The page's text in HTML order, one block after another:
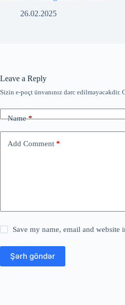
26.02.2025
Leave a Reply
Sizin e-poçt ünvanınız dərc edilməyəcəkdir.
Name*
Add Comment *
Save my name, email and
Şərh göndər